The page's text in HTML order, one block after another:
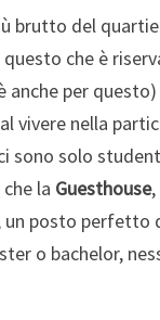
brutto del
questo che è
anche per
vivere nella
sono solo
la Guesthouse
posto perfetto
o bachelor,